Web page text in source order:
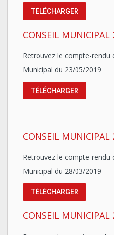
TÉLÉCHARGER
CONSEIL MUNICIPAL
Retrouvez le compte-rendu
Municipal du 23/05/2019
TÉLÉCHARGER
CONSEIL MUNICIPAL
Retrouvez le compte-rendu
Municipal du 28/03/2019
TÉLÉCHARGER
CONSEIL MUNICIPAL